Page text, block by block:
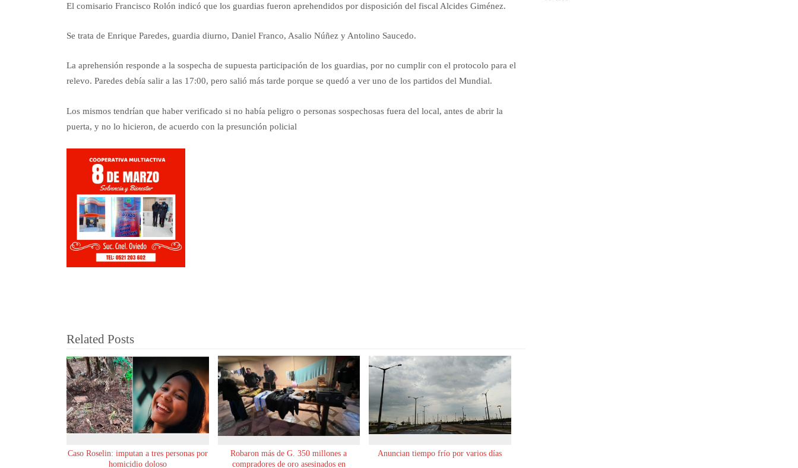
El comisario Francisco Rolón indicó que los guardias fueron aprehendidos por disposición del fiscal Alcides Giménez.
Se trata de Enrique Paredes, guardia diurno, Daniel Franco, Asalio Núñez y Antolino Saucedo.
La aprehensión responde a la sospecha de supuesta participación de los guardias, por no cumplir con el protocolo para el
relevo. Paredes debía salir a las 17:00, pero salió más tarde porque se quedó a ver uno de los partidos del Mundial.
Los mismos tendrían que haber verificado si no había peligro o personas sospechosas fuera del local, antes de abrir la
puerta, y no lo hicieron, de acuerdo con la presunción policial
Related Posts
Caso Roselin: imputan a tres personas por
homicidio doloso
Robaron más de G. 350 millones a
compradores de oro asesinados en
Anuncian tiempo frío por varios días